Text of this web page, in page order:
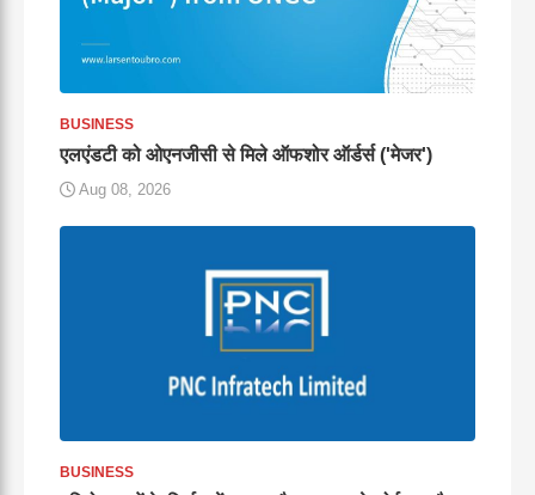
BUSINESS
एलएंडटी को ओएनजीसी से मिले ऑफशोर ऑर्डर्स ('मेजर')
Aug 08, 2026
BUSINESS